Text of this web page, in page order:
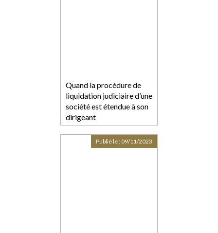
Quand la procédure de
liquidation judiciaire d’une
société est étendue à son
dirigeant
Publié le : 09/11/2023